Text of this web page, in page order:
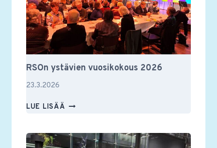
RSOn ystävien vuosikokous 2026
23.3.2026
LUE LISÄÄ RSON
2026